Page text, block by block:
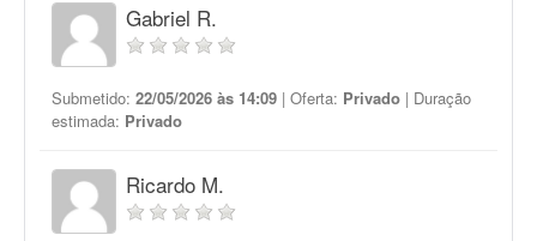
Gabriel R.
Submetido: 22/05/2026 às 14:09 | Oferta: Privado | Duração
estimada: Privado
Ricardo M.